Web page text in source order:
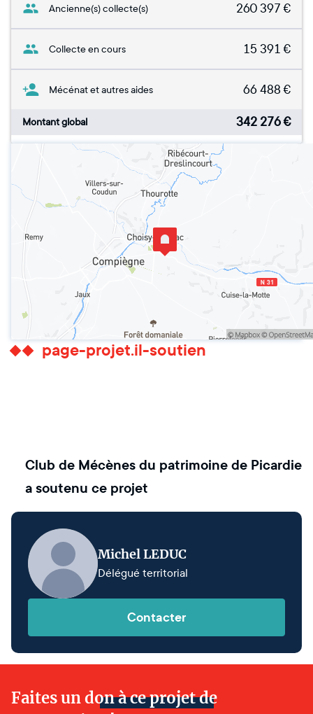
Ancienne(s) collecte(s) 260 397 €
Collecte en cours 15 391 €
Mécénat et autres aides 66 488 €
Montant global 342 276€
page-projet.il-soutien
Club de Mécènes du patrimoine de Picardie
a soutenu ce projet
Michel LEDUC
Délégué territorial
Contacter
Faites un don à ce projet de